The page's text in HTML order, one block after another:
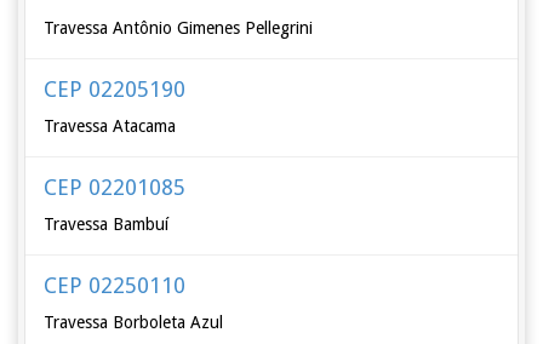
Travessa Antônio Gimenes Pellegrini
CEP 02205190
Travessa Atacama
CEP 02201085
Travessa Bambuí
CEP 02250110
Travessa Borboleta Azul